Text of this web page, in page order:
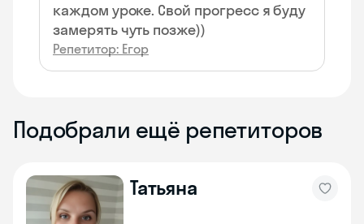
каждом уроке. Свой прогресс я буду
замерять чуть позже))
Репетитор: Егор
Подобрали ещё репетиторов
Татьяна